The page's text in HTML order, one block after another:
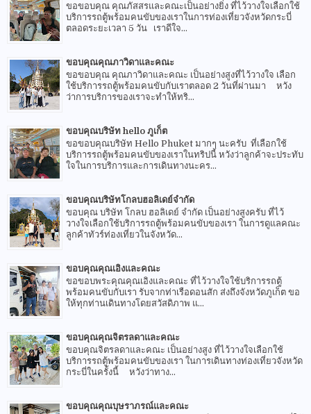
ขอขอบคุณ คุณภัสสรและคณะเป็นอย่างยิ่ง ที่ไว้วางใจเลือกใช้
บริการรถตู้พร้อมคนขับของเราในการท่องเที่ยวจังหวัดกระบี่
ตลอดระยะเวลา 5 วัน เราดีใจ...
ขอบคุณคุณภาวิดาและคณะ
ขอขอบคุณ คุณภาวิดาและคณะ เป็นอย่างสูงที่ไว้วางใจ เลือก
ใช้บริการรถตู้พร้อมคนขับกับเราตลอด 2 วันที่ผ่านมา หวัง
ว่าการบริการของเราจะทำให้ทริ...
ขอบคุณบริษัท hello ภูเก็ต
ขอขอบคุณบริษัท Hello Phuket มากๆ นะครับ ที่เลือกใช้
บริการรถตู้พร้อมคนขับของเราในทริปนี้ หวังว่าลูกค้าจะประทับ
ใจในการบริการและการเดินทางนะคร...
ขอบคุณบริษัทโกลบฮอลิเดย์จำกัด
ขอบคุณ บริษัท โกลบ ฮอลิเดย์ จำกัด เป็นอย่างสูงครับ ที่ไว้
วางใจเลือกใช้บริการรถตู้พร้อมคนขับของเรา ในการดูแลคณะ
ลูกค้าทัวร์ท่องเที่ยวในจังหวัด...
ขอบคุณคุณเอิงและคณะ
ขอขอบพระคุณคุณเอิงและคณะ ที่ไว้วางใจใช้บริการรถตู้
พร้อมคนขับกับเรา รับจากท่าเรือดอนสัก ส่งถึงจังหวัดภูเก็ต ขอ
ให้ทุกท่านเดินทางโดยสวัสดิภาพ แ...
ขอบคุณคุณจิตรลดาและคณะ
ขอบคุณจิตรลดาและคณะ เป็นอย่างสูง ที่ไว้วางใจเลือกใช้
บริการรถตู้พร้อมคนขับของเรา ในการเดินทางท่องเที่ยวจังหวัด
กระบี่ในครั้งนี้ หวังว่าทาง...
ขอบคุณคุณบุษราภรณ์และคณะ